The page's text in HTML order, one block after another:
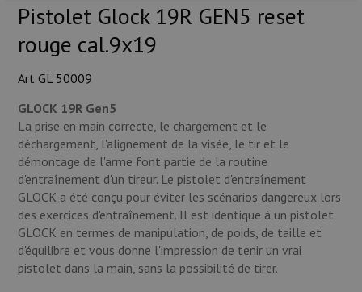
Pistolet Glock 19R GEN5 reset
rouge cal.9x19
Art GL 50009
GLOCK 19R Gen5
La prise en main correcte, le chargement et le
déchargement, l'alignement de la visée, le tir et le
démontage de l'arme font partie de la routine
d'entraînement d'un tireur. Le pistolet d'entraînement
GLOCK a été conçu pour éviter les scénarios dangereux lors
des exercices d'entraînement. Il est identique à un pistolet
GLOCK en termes de manipulation, de poids, de taille et
d'équilibre et vous donne l'impression de tenir un vrai
pistolet dans la main, sans la possibilité de tirer.